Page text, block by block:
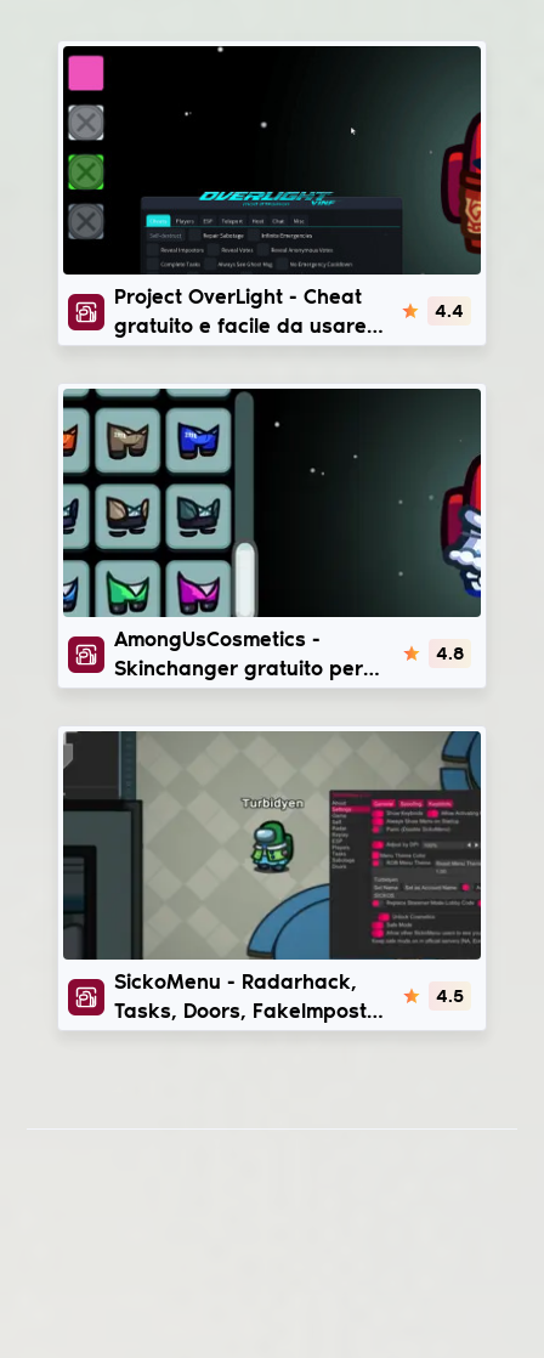
ProjectOverLight
Project OverLight - Cheat
gratuito e facile da usare
4.4
AmongUsCosmetics
AmongUsCosmetics -
Skinchanger gratuito per
4.8
SickoMenu
SickoMenu - Radarhack,
Tasks, Doors, FakeImpostor
4.5